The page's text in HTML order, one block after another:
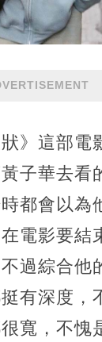
》這部電
子華去看
都會以為
電影要結
過綜合他
有深度，
寬，不愧